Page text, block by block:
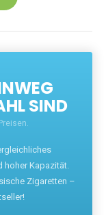
SIND
hoher Kapazität.
Zigaretten –